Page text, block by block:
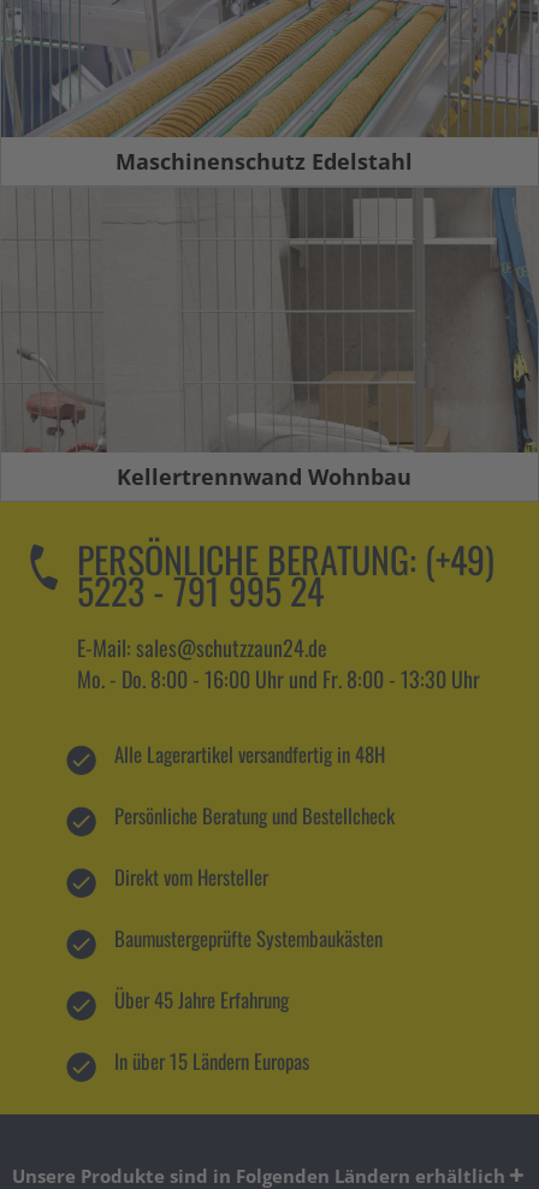
Maschinenschutz Edelstahl
Kellertrennwand Wohnbau
PERSÖNLICHE BERATUNG: (+49)
5223 - 791 995 24
E-Mail: sales@schutzzaun24.de
Mo. - Do. 8:00 - 16:00 Uhr und Fr. 8:00 - 13:30 Uhr
Alle Lagerartikel versandfertig in 48H
Persönliche Beratung und Bestellcheck
Direkt vom Hersteller
Baumustergeprüfte Systembaukästen
Über 45 Jahre Erfahrung
In über 15 Ländern Europas
Unsere Produkte sind in Folgenden Ländern erhältlich